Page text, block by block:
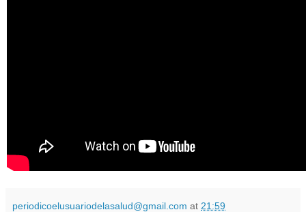
periodicoelusuariodelasalud@gmail.com at 21:59